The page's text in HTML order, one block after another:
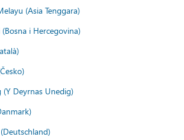
(Asia Tenggara)
(Bosna i Hercegovina)
(Y Deyrnas Unedig)